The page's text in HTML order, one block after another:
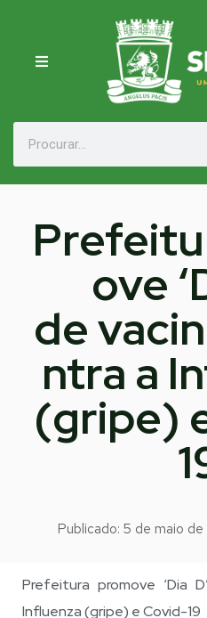
ove
de
ntra a
(gripe)
Publicado: 5 de maio
Prefeitura promove ‘Dia
Influenza (gripe) e Covid-19